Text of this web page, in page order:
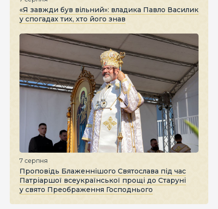
«Я завжди був вільний»: владика Павло Василик
у спогадах тих, хто його знав
7 серпня
Проповідь Блаженнішого Святослава під час
Патріаршої всеукраїнської прощі до Старуні
у свято Преображення Господнього